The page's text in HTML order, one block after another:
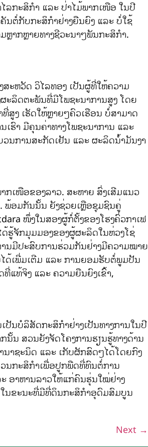
ລກະສິກໍາ ແລະ ປ່າໄມ້ພາກເໜືອ ໃນປີ
ຕໍ່ກັບກະສິກໍາຢ່າງຍືນຍົງ ແລະ ບໍ່ໃຊ້
າກຫຼາຍທາງຊີວະນາໆພັນກະສິກໍາ.
ະຫວັດ ວິໄລທອງ ເປັນຜູ້ທີ່ໃຫ້ຄວາມ
ະລິດຕະພັນທີ່ມີໂພຊະນາການສູງ ໂດຍ
ສູງ ເຮັດໃຫ້ຫຼາຍໆຄົວເຮືອນ ບໍ່ສາມາດ
ເຮົາ ມີຄຸນຄ່າທາງໂພຊະນາການ ແລະ
ວນການສະກັດເຢັນ ແລະ ຜະລິດນ້ຳມັນງາ
ກເໜືອຂອງລາວ. ສະຫາຍ ສົ່ງເສີມແນວ
ພ້ອມກັນນັ້ນ ຍັງຊ່ວຍເຫຼືອຊຸມຊົນຄູ່
ໜຶ່ງໃນສອງຜູ້ກໍ່ຕັ້ງຂອງໂຮງຄົ່ວກາເຟ
ຮູ້ຈັກມຸມມອງຂອງຜູ້ຜະລິດໃນຫ່ວງໂຊ່
ານມີປະສົບການຮ່ວມກັນຢ່າງມີຄວາມໝາຍ
ດ້ເພີ່ມເຕີມ ແລະ ການຍອມຮັບຕໍ່ພູມປັນ
ແທ້ຈິງ ແລະ ຄວາມຍືນຍົງເຂົ້າ,
ປັນບໍລິສັດກະສິກຳຢ່າງເປັນທາງການໃນປີ
ນ ສວນຍັງຈັດໂຄງການຮຽນຮູ້ທາງດ້ານ
າຊະນິດ ແລະ ເກັບຜັກສົດໆໄດ້ໂດຍກົງ
ວນກະສິກຳເພື່ອປູກພືດທີ່ທົນຕໍ່ການ
ອາຫານລາວໃຫ້ແກ່ຄົນຮຸ່ນໃໝ່ຢ່າງ
ໃນຂະນະທີ່ມີທີ່ດິນກະສິກຳອຸດົມສົມບູນ
Next →